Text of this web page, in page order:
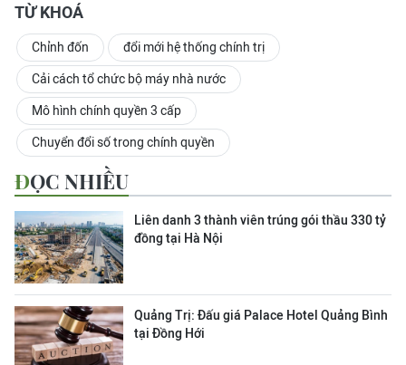
TỪ KHOÁ
Chỉnh đốn đổi mới hệ thống chính trị
Cải cách tổ chức bộ máy nhà nước
Mô hình chính quyền 3 cấp
Chuyển đổi số trong chính quyền
ĐỌC NHIỀU
Liên danh 3 thành viên trúng gói thầu 330 tỷ
đồng tại Hà Nội
Quảng Trị: Đấu giá Palace Hotel Quảng Bình
tại Đồng Hới